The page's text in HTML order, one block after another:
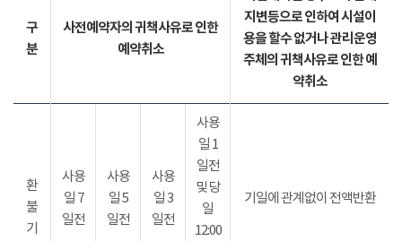
구
분
사전예약자의 귀책사유로 인한
예약취소
지변등으로 인하여 시설이
용을 할수 없거나 관리운영
주체의 귀책사유로 인한 예
약취소
환
불
기
사용
일 7
일전
사용
일 5
일전
사용
일 3
일전
사용
일 1
일전
및 당
일
12:00
기일에 관계없이 전액반환